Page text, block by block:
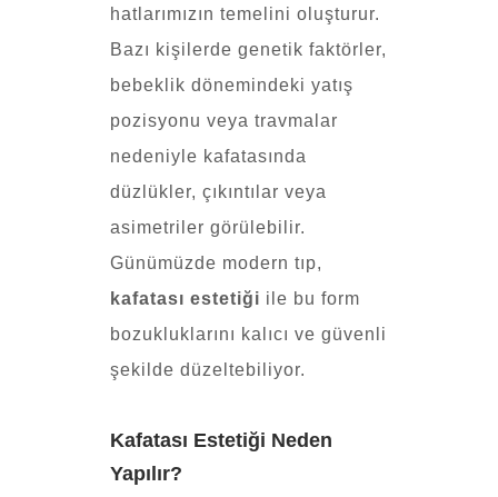
hatlarımızın temelini oluşturur.
Bazı kişilerde genetik faktörler,
bebeklik dönemindeki yatış
pozisyonu veya travmalar
nedeniyle kafatasında
düzlükler, çıkıntılar veya
asimetriler görülebilir.
Günümüzde modern tıp,
kafatası estetiği ile bu form
bozukluklarını kalıcı ve güvenli
şekilde düzeltebiliyor.
Kafatası Estetiği Neden
Yapılır?